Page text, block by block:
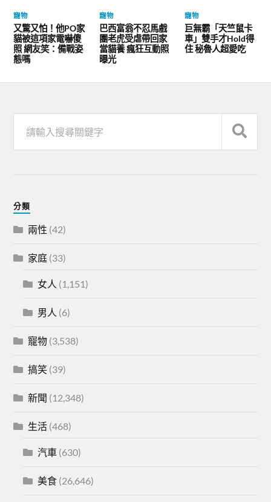
寵物
又驚又怕！他PO家
貓被這項家電嚇傻
照 網友笑：備戰姿
態嗎
寵物
巴西富翁不忍馬戲
團老虎受虐帶回家
當貓養 瘋狂互動照
曝光
寵物
巨無霸「天竺鼠卡
車」雙手才Hold得
住 秘魯人超愛吃
分類
兩性 (42)
家庭 (33)
女人 (1,151)
男人 (6)
寵物 (3,538)
搞笑 (39)
新聞 (12,348)
生活 (468)
汽車 (630)
美食 (26,646)